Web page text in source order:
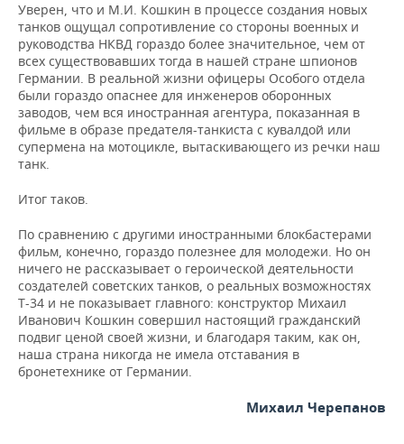
Уверен, что и М.И. Кошкин в процессе создания новых
танков ощущал сопротивление со стороны военных и
руководства НКВД гораздо более значительное, чем от
всех существовавших тогда в нашей стране шпионов
Германии. В реальной жизни офицеры Особого отдела
были гораздо опаснее для инженеров оборонных
заводов, чем вся иностранная агентура, показанная в
фильме в образе предателя-танкиста с кувалдой или
супермена на мотоцикле, вытаскивающего из речки наш
танк.
Итог таков.
По сравнению с другими иностранными блокбастерами
фильм, конечно, гораздо полезнее для молодежи. Но он
ничего не рассказывает о героической деятельности
создателей советских танков, о реальных возможностях
Т-34 и не показывает главного: конструктор Михаил
Иванович Кошкин совершил настоящий гражданский
подвиг ценой своей жизни, и благодаря таким, как он,
наша страна никогда не имела отставания в
бронетехнике от Германии.
Михаил Черепанов